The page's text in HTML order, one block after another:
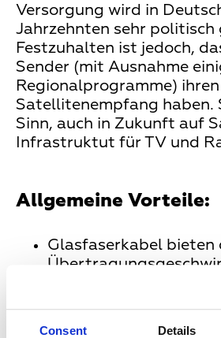
Consent Details
Versorgung wird in
Jahrzehnten sehr politisch
Festzuhalten ist jedoch,
Sender (mit Ausnahme
Regionalprogramme)
Satellitenempfang haben.
Sinn, auch in Zukunft auf
Infrastruktut für TV und
Allgemeine Vorteile:
Glasfaserkabel bieten
Exklusivitätsklausel
alle heutigen und